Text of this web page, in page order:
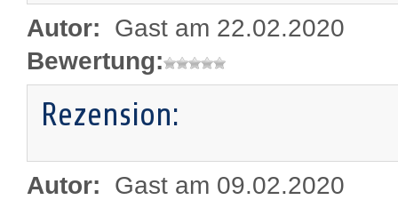
Autor: Gast am 22.02.2020
Bewertung:
Rezension:
Autor: Gast am 09.02.2020